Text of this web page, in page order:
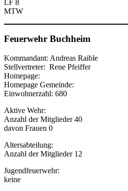
LF 8
MTW
Feuerwehr Buchheim
Kommandant: Andreas Raible
Stellvertreter: Rene Pfeiffer
Homepage:
Homepage Gemeinde:
Einwohnerzahl: 680
Aktive Wehr:
Anzahl der Mitglieder 40
davon Frauen 0
Altersabteilung:
Anzahl der Mitglieder 12
Jugendfeuerwehr:
keine